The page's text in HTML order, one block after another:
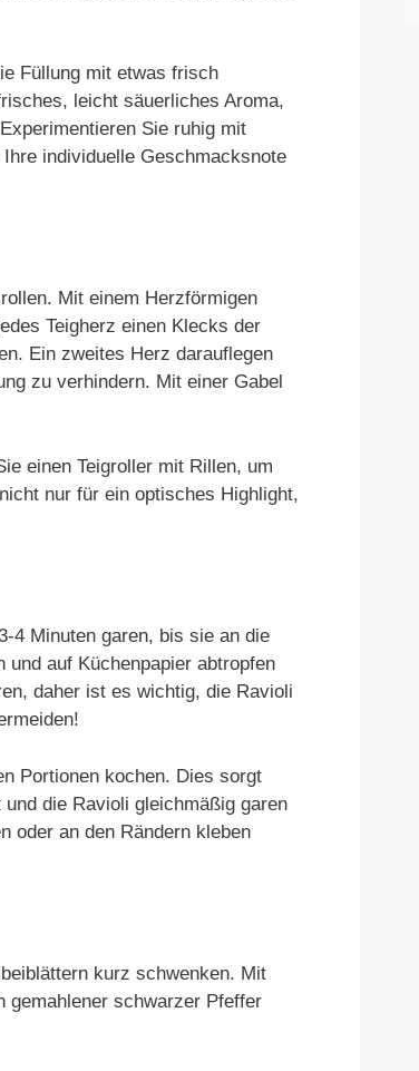
Füllung mit etwas frisch
leicht säuerliches Aroma,
Sie ruhig mit
individuelle Geschmacksnote
Mit einem Herzförmigen
Teigherz einen Klecks der
Ein zweites Herz darauflegen
zu verhindern. Mit einer Gabel
einen Teigroller mit Rillen, um
nur für ein optisches Highlight,
4 Minuten garen, bis sie an die
auf Küchenpapier abtropfen
daher ist es wichtig, die Ravioli
Portionen kochen. Dies sorgt
die Ravioli gleichmäßig garen
oder an den Rändern kleben
kurz schwenken. Mit
gemahlener schwarzer Pfeffer